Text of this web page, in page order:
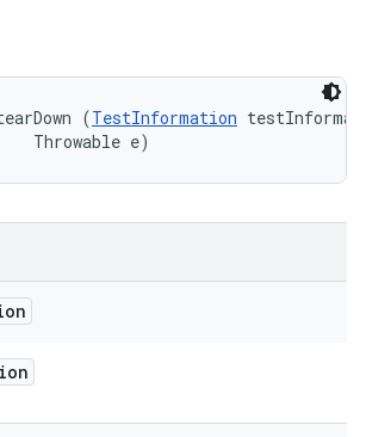
(TestInformation
Throwable e)